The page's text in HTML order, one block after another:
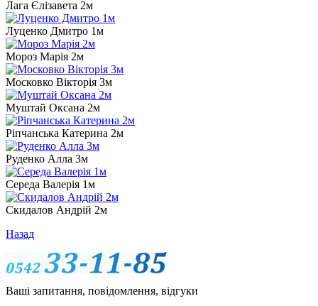
Лага Єлізавета 2м
Луценко Дмитро 1м
Мороз Марія 2м
Московко Вікторія 3м
Муштай Оксана 2м
Ріпчанська Катерина 2м
Руденко Алла 3м
Середа Валерія 1м
Скидалов Андрій 2м
Назад
Ваші запитання, повідомлення, відгуки